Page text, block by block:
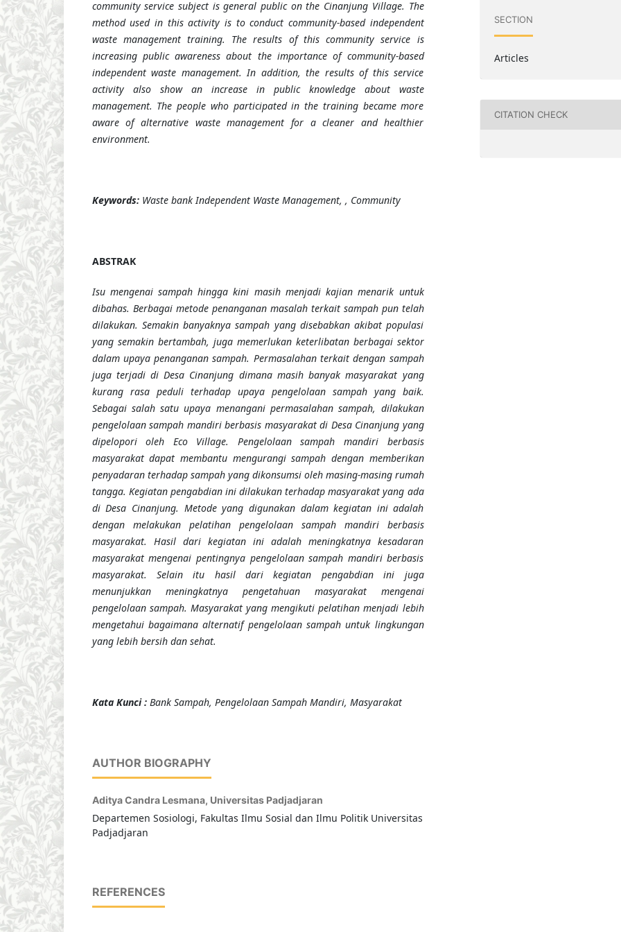
community service subject isgeneral publicon the Cinanjung Village. The
method used in this activity is to conduct community-based independent
waste management training. The results of thiscommunity service is
increasing public awareness about the importance of community-based
independent waste management. In addition, the results of this service
activity also show an increase in public knowledge about waste
management. The people who participated in the training became more
aware of alternative waste management for a cleaner and healthier
environment.
Keywords: Waste bankIndependent Waste Management, , Community
ABSTRAK
Isu mengenai sampah hingga kini masih menjadi kajian menarik untuk
dibahas. Berbagai metode penanganan masalah terkait sampah pun telah
dilakukan. Semakin banyaknya sampah yang disebabkan akibat populasi
yang semakin bertambah, juga memerlukanketerlibatan berbagai sektor
dalamupayapenanganan sampah. Permasalahan terkait dengan sampah
juga terjadi di Desa Cinanjung dimana masih banyak masyarakat yang
kurang rasa peduli terhadap upaya pengelolaan sampah yang baik.
Sebagai salah satu upaya menangani permasalahan sampah, dilakukan
pengelolaan sampah mandiri berbasis masyarakat di Desa Cinanjung yang
dipelopori oleh Eco Village.
Pengelolaan sampah mandiri berbasis
masyarakatdapat membantu mengurangi sampah dengan memberikan
penyadaran terhadap sampah yang dikonsumsi oleh masing-masing rumah
tangga. Kegiatan pengabdianini dilakukan terhadap masyarakat yang ada
di Desa Cinanjung. Metode yang digunakan dalam kegiatan ini adalah
dengan melakukan pelatihan pengelolaan sampah mandiri berbasis
masyarakat. Hasil dari kegiatan ini adalah meningkatnya kesadaran
masyarakat mengenai pentingnya pengelolaan sampah mandiri berbasis
masyarakat. Selain itu hasil dari kegiatan pengabdian ini juga
menunjukkan meningkatnya pengetahuan masyarakat mengenai
pengelolaan sampah. Masyarakat yang mengikuti pelatihan menjadi lebih
mengetahui bagaimana alternatif pengelolaan sampah untuk lingkungan
yang lebih bersih dan sehat.
Kata Kunci : Bank Sampah, Pengelolaan Sampah Mandiri, Masyarakat
AUTHOR BIOGRAPHY
Aditya Candra Lesmana, Universitas Padjadjaran
Departemen Sosiologi, Fakultas Ilmu Sosial dan Ilmu Politik Universitas
Padjadjaran
REFERENCES
SECTION
Articles
CITATION CHECK